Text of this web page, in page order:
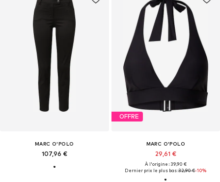
MARC O'POLO
107,96 €
OFFRE
MARC O'POLO
29,61 €
À l'origine : 39,90 €
Dernier prix le plus bas :32,90 €-10%